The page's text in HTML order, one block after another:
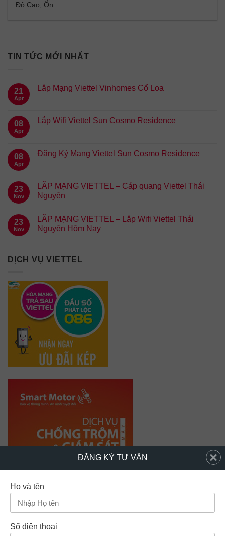
Độ Cao, Ổn ...
TIN TỨC MỚI NHẤT
21
Apr
Lắp Mạng Viettel Vinhomes Cổ Loa
08
Apr
Lắp Wifi Viettel Sun Cosmo Residence
08
Apr
Đăng Ký Mạng Viettel Sun Cosmo Residence
23
Nov
LẮP MẠNG VIETTEL – Cáp quang Viettel Thái
Nguyên
23
Nov
LẮP MẠNG VIETTEL – Lắp Wifi Viettel Thái
Nguyên Hôm Nay
DỊCH VỤ VIETTEL
ĐĂNG KÝ TƯ VẤN
Họ và tên
Số điện thoại
×